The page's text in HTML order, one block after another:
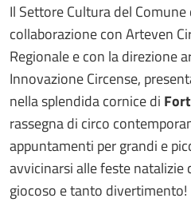
Il Settore Cultura del Comune
collaborazione con Arteven
Regionale e con la direzione
Innovazione Circense,
nella splendida cornice di
rassegna di circo
appuntamenti per grandi e
avvicinarsi alle feste natalizie
giocoso e tanto divertimento!